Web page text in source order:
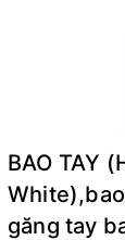
BAO TAY
găng tay